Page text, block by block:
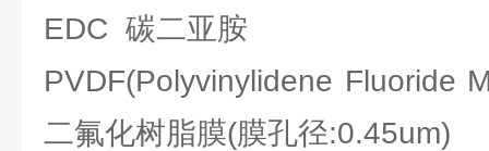
EDC 碳二亚胺
PVDF(Polyvinylidene Fluoride
二氟化树脂膜(膜孔径:0.45um)